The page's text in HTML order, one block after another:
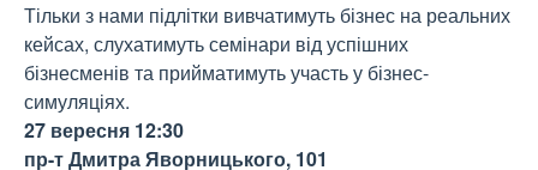
Тільки з нами підлітки вивчатимуть бізнес на реальних
кейсах, слухатимуть семінари від успішних
бізнесменів та прийматимуть участь у бізнес-
симуляціях.
27 вересня 12:30
пр-т Дмитра Яворницького, 101